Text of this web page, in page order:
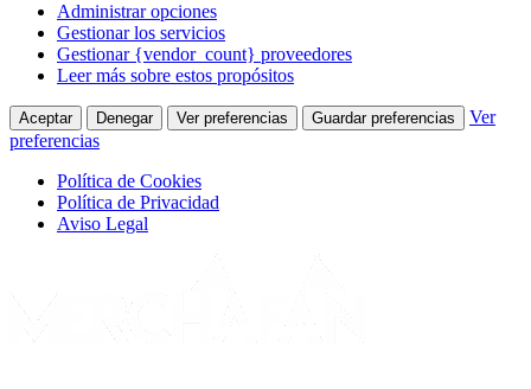
Administrar opciones
Gestionar los servicios
Gestionar {vendor_count} proveedores
Leer más sobre estos propósitos
Aceptar Denegar Ver preferencias Guardar preferencias
Ver
preferencias
Política de Cookies
Política de Privacidad
Aviso Legal
contenido